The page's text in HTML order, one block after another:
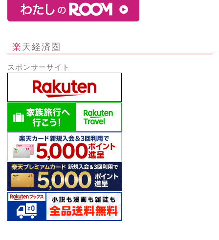
楽天経済圏
スポンサーサイト